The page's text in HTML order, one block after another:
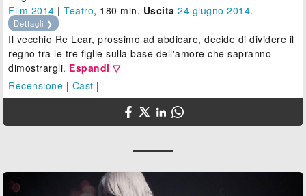
Film 2014 |Teatro, 180 min. Uscita 24 giugno 2014.
Dettagli ❯
Il vecchio Re Lear, prossimo ad abdicare, decide di dividere il
regno tra le tre figlie sulla base dell'amore che sapranno
dimostrargli. Espandi ▽
Recensione | Cast |